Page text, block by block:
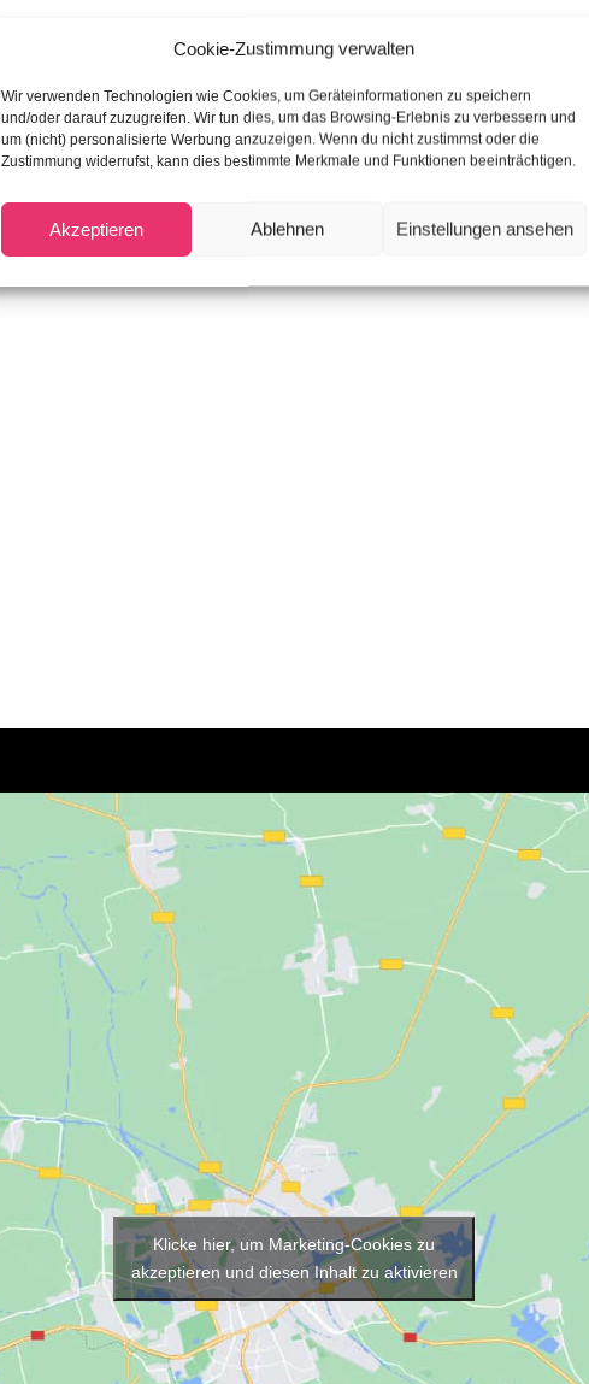
Cookie-Zustimmung verwalten
Wir verwenden Technologien wie Cookies, um Geräteinformationen zu speichern
und/oder darauf zuzugreifen. Wir tun dies, um das Browsing-Erlebnis zu verbessern und
um (nicht) personalisierte Werbung anzuzeigen. Wenn du nicht zustimmst oder die
Zustimmung widerrufst, kann dies bestimmte Merkmale und Funktionen beeinträchtigen.
Akzeptieren Ablehnen Einstellungen ansehen
Klicke hier, um Marketing-Cookies zu
akzeptieren und diesen Inhalt zu aktivieren